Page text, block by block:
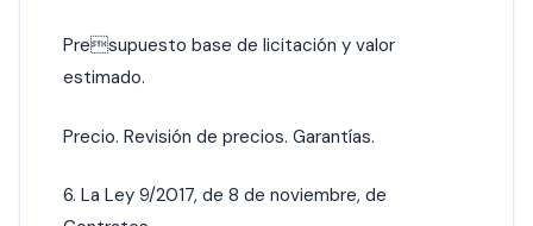
Presupuesto base de licitación y valor
estimado.
Precio. Revisión de precios. Garantías.
6. La Ley 9/2017, de 8 de noviembre, de